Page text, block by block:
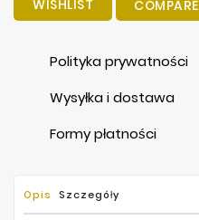
WISHLIST COMPARE
Polityka prywatności
Wysyłka i dostawa
Formy płatności
Opis Szczegóły